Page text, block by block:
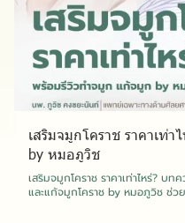
เสริมจมูกโคราช ราคาเท่
by หมอภูวิช
เสริมจมูกโคราช ราคาเท่าไหร่? บ
และแก้จมูกโคราช by หมอภูวิช ช่ว